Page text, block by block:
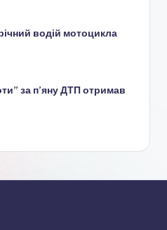
водій мотоцикла
за п’яну ДТП отримав